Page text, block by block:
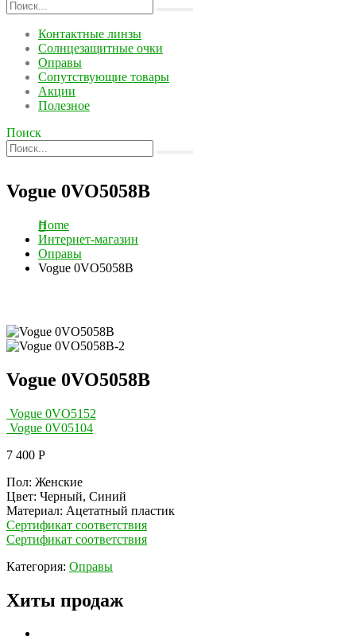
Контактные линзы
Солнцезащитные очки
Оправы
Сопутствующие товары
Акции
Полезное
Поиск
Vogue 0VO5058B
Home
Интернет-магазин
Оправы
Vogue 0VO5058B
Vogue 0VO5058B
Vogue 0VO5152
Vogue 0V05104
7 400 Р
Пол: Женские
Цвет: Черный, Синий
Материал: Ацетатный пластик
Сертификат соответствия
Сертификат соответствия
Категория: Оправы
Хиты продаж